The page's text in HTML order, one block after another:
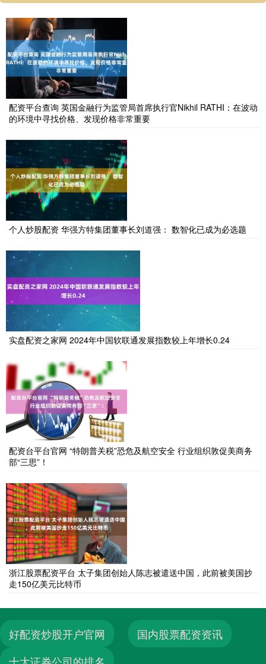
配资平台查询 英国金融行为监管局首席执行官Nikhil RATHI：在波动
的环境中寻找价格、发现价格非常重要
个人炒股配资 华强方特集团董事长刘道强： 数智化已成为必选题
实盘配资之家网 2024年中国软联通发展指数较上年增长0.24
配资台平台官网 “特朗普关税”恐危及航空安全 行业组织敦促美商务
部“三思”！
浙江股票配资平台 太子集团创始人陈志被遣送中国，此前被美国抄
走150亿美元比特币
好配资炒股开户官网
国内股票配资资讯